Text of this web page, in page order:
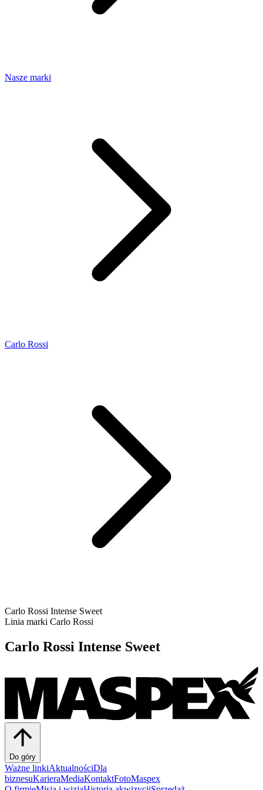
Nasze marki
Carlo Rossi
Carlo Rossi Intense Sweet
Linia marki Carlo Rossi
Carlo Rossi Intense Sweet
Do góry
Ważne linkiAktualnościDla
biznesuKarieraMediaKontaktFotoMaspex